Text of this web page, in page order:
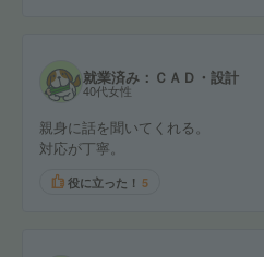
就業済み：ＣＡＤ・設計
40代女性
親身に話を聞いてくれる。
対応が丁寧。
役に立った！ 5